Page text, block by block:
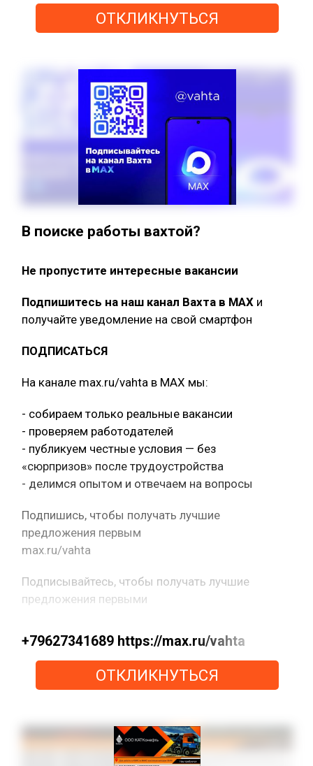
ОТКЛИКНУТЬСЯ
В поиске работы вахтой?
Не пропустите интересные вакансии
Подпишитесь на наш канал Вахта в МАХ и
получайте уведомление на свой смартфон
ПОДПИСАТЬСЯ
На канале max.ru/vahta в MAX мы:
- собираем только реальные вакансии
- проверяем работодателей
- публикуем честные условия — без
«сюрпризов» после трудоустройства
- делимся опытом и отвечаем на вопросы
Подпишись, чтобы получать лучшие
предложения первым
max.ru/vahta
Подписывайтесь, чтобы получать лучшие
предложения первыми
+79627341689 https://max.ru/vahta
ОТКЛИКНУТЬСЯ